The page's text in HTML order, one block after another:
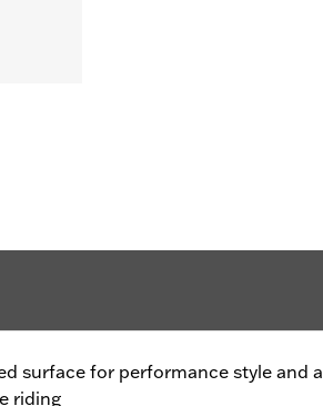
surface for performance style and a
riding